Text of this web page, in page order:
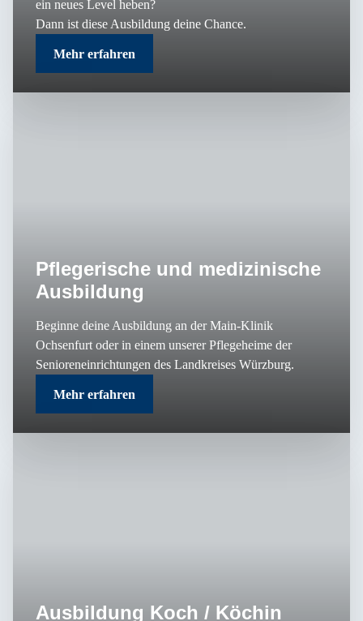
ein neues Level heben?
Dann ist diese Ausbildung deine Chance.
Mehr erfahren
Pflegerische und medizinische
Ausbildung
Beginne deine Ausbildung an der Main-Klinik
Ochsenfurt oder in einem unserer Pflegeheime der
Senioreneinrichtungen des Landkreises Würzburg.
Mehr erfahren
Ausbildung Koch / Köchin